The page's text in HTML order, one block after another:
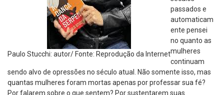
Paulo Stucchi: autor/ Fonte: Reprodução da Internet
passados e
automaticam
ente pensei
no quanto as
mulheres
continuam
sendo alvo de opressões no século atual. Não somente isso, mas
quantas mulheres foram mortas apenas por professar sua fé?
Por falarem sobre o que sentem? Por sustentarem suas